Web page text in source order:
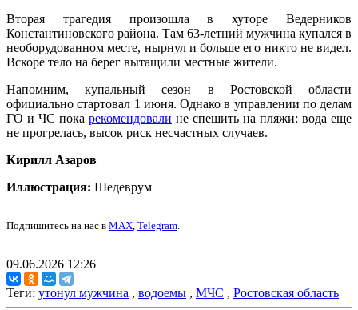
Вторая трагедия произошла в хуторе Ведерников
Константиновского района. Там 63-летний мужчина купался в
необорудованном месте, нырнул и больше его никто не видел.
Вскоре тело на берег вытащили местные жители.
Напомним, купальный сезон в Ростовской области
официально стартовал 1 июня. Однако в управлении по делам
ГО и ЧС пока рекомендовали не спешить на пляжи: вода еще
не прогрелась, высок риск несчастных случаев.
Кирилл Азаров
Иллюстрация: Шедеврум
Подпишитесь на нас в MAX, Telegram.
09.06.2026 12:26
Теги: утонул мужчина , водоемы , МЧС , Ростовская область